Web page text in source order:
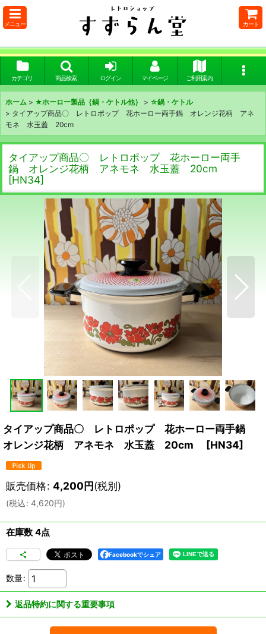
メニュー カート
カテゴリ 商品検索 ログイン マイページ ご利用案内
ホーム > ★ホーロー製品｛鍋・ケトル他｝ > ☆鍋・ケトル
> タイアップ商品〇 レトロポップ 花ホーロー両手鍋 オレンジ花柄 アネ
モネ 水玉蓋 20cm
タイアップ商品〇 レトロポップ 花ホーロー両手
鍋 オレンジ花柄 アネモネ 水玉蓋 20cm
[HN34]
タイアップ商品〇 レトロポップ 花ホーロー両手鍋
オレンジ花柄 アネモネ 水玉蓋 20cm
[HN34]
販売価格: 4,200円(税別)
(税込: 4,620円)
在庫数 4点
Facebookでシェア
数量:
返品特約に関する重要事項